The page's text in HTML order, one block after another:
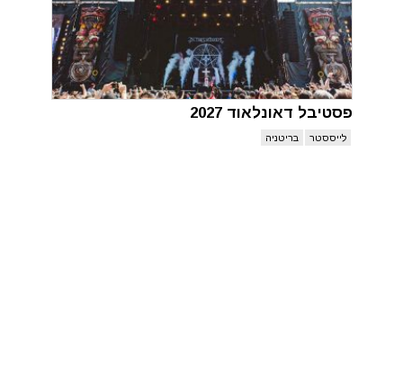
פסטיבל דאונלאוד 2027
לייססטר בריטניה